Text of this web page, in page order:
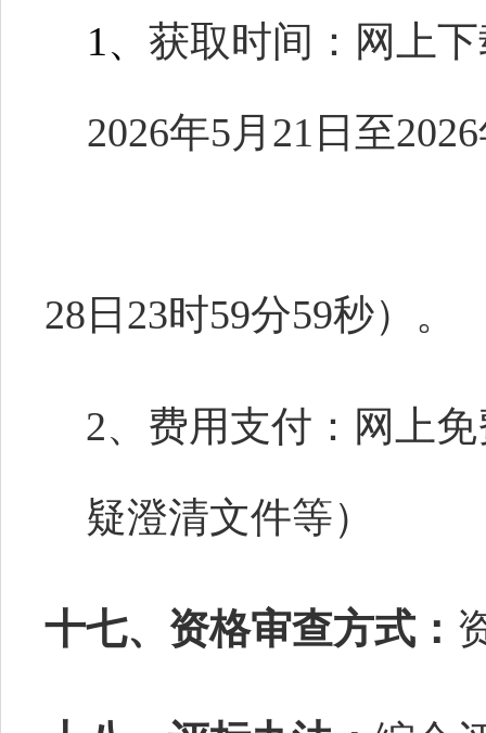
1、 获取时间：网上
2026年5月 21 日至
28 日 23时59分59秒）。
2、费用支付：网上
疑澄清文件等）
十七、资格审查方式：